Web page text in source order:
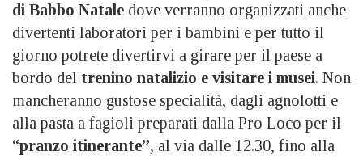
di Babbo Natale dove verranno organizzati anche
divertenti laboratori per i bambini e per tutto il
giorno potrete divertirvi a girare per il paese a
bordo del trenino natalizio e visitare i musei. Non
mancheranno gustose specialità, dagli agnolotti e
alla pasta a fagioli preparati dalla Pro Loco per il
“pranzo itinerante”, al via dalle 12.30, fino alla